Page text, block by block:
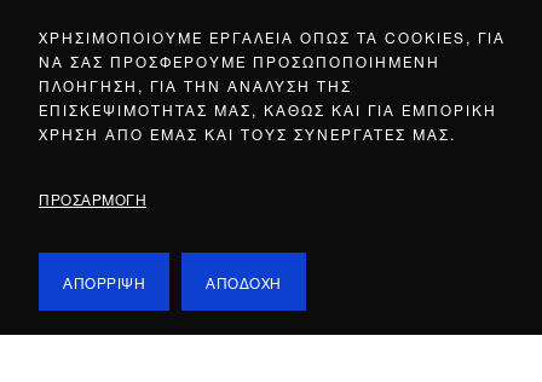
ΧΡΗΣΙΜΟΠΟΙΟΥΜΕ ΕΡΓΑΛΕΙΑ ΟΠΩΣ ΤΑ COOKIES, ΓΙΑ
ΝΑ ΣΑΣ ΠΡΟΣΦΕΡΟΥΜΕ ΠΡΟΣΩΠΟΠΟΙΗΜΕΝΗ
ΠΛΟΗΓΗΣΗ, ΓΙΑ ΤΗΝ ΑΝΑΛΥΣΗ ΤΗΣ
ΕΠΙΣΚΕΨΙΜΟΤΗΤΑΣ ΜΑΣ, ΚΑΘΩΣ ΚΑΙ ΓΙΑ ΕΜΠΟΡΙΚΗ
ΧΡΗΣΗ ΑΠΟ ΕΜΑΣ ΚΑΙ ΤΟΥΣ ΣΥΝΕΡΓΑΤΕΣ ΜΑΣ.
ΠΡΟΣΑΡΜΟΓΗ
ΑΠΟΡΡΙΨΗ ΑΠΟΔΟΧΗ